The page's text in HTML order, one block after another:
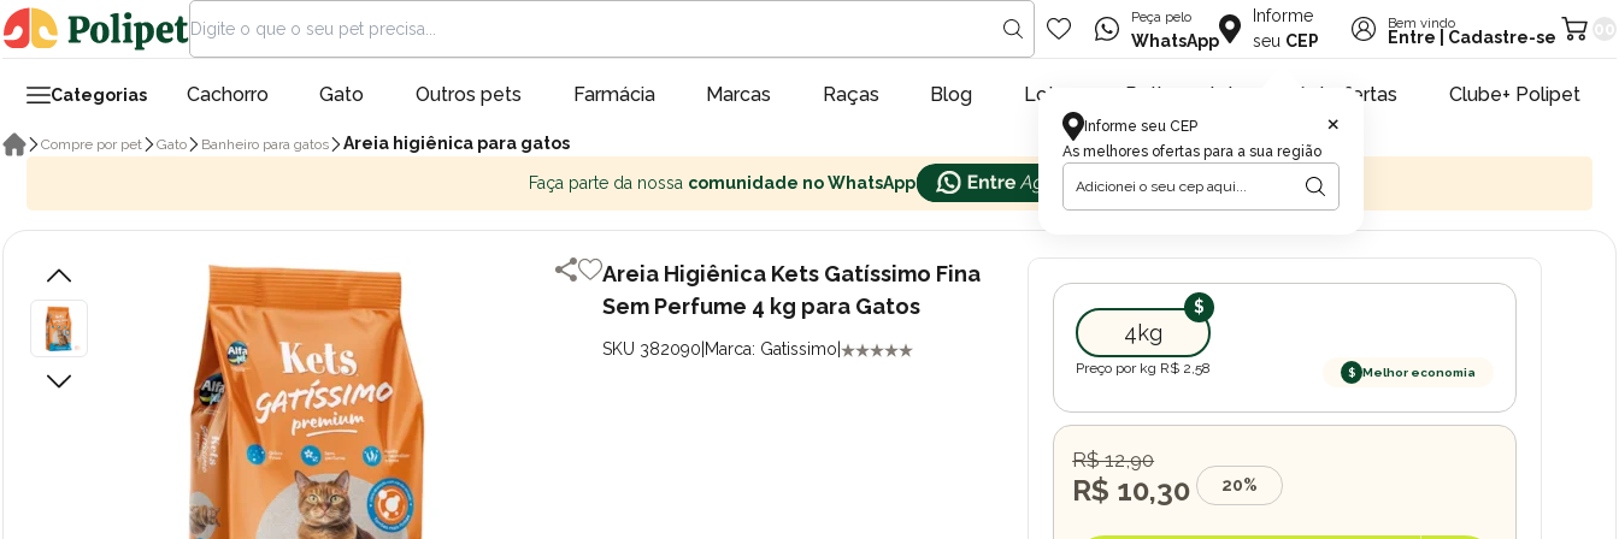
Peça pelo
WhatsApp
Informe
seu CEP
Informe seu CEP
As melhores ofertas para a sua região
×
Bem vindo
Entre Cadastre-se
Categorias Cachorro Gato Outros pets Farmácia Marcas Raças Blog Lojas Retire na loja Pet ofertas Clube+ Polipet
Faça parte da nossa comunidade no WhatsApp
Compre por pet Gato Banheiro para gatos Areia higiênica para gatos
Areia Higiênica Kets Gatíssimo Fina
Sem Perfume 4 kg para Gatos
SKU 382090 Marca: Gatissimo |
4kg
Preço por kg R$ 2,58 $ Melhor economia
R$ 12,90
R$ 10,30 20%